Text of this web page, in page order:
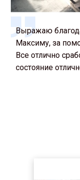
Выражаю
Максиму, за
Все отлично
состояние